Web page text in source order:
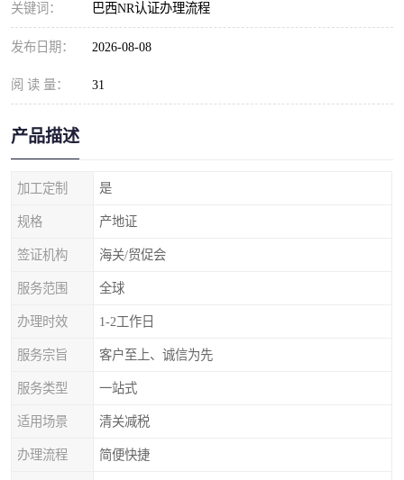
关键词： 巴西NR认证办理流程
发布日期： 2026-08-08
阅 读 量： 31
产品描述
加工定制 是
规格 产地证
签证机构 海关/贸促会
服务范围 全球
办理时效 1-2工作日
服务宗旨 客户至上、诚信为先
服务类型 一站式
适用场景 清关减税
办理流程 简便快捷